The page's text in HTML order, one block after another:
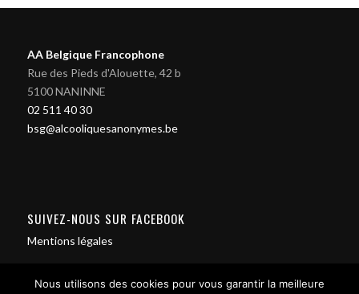
AA Belgique Francophone
Rue des Pieds d'Alouette, 42 b
5100 NANINNE
02 511 40 30
bsg@alcooliquesanonymes.be
SUIVEZ-NOUS SUR FACEBOOK
Mentions légales
Nous utilisons des cookies pour vous garantir la meilleure